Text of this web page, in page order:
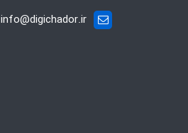
info@digichador.ir